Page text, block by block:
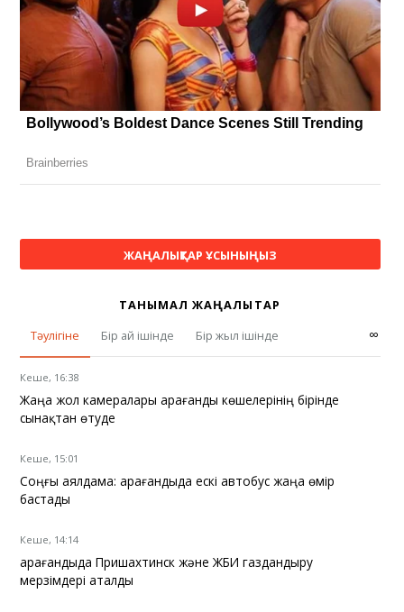
ЖАҢАЛЫҚТАР ҰСЫНЫҢЫЗ
ТАНЫМАЛ ЖАҢАЛЫҚТАР
Тәулігіне
Бір ай ішінде Бір жыл ішінде ∞
Кеше, 16:38
Жаңа жол камералары Қарағанды көшелерінің бірінде
сынақтан өтуде
Кеше, 15:01
Соңғы аялдама: Қарағандыда ескі автобус жаңа өмір
бастады
Кеше, 14:14
Қарағандыда Пришахтинск және ЖБИ газдандыру
мерзімдері аталды